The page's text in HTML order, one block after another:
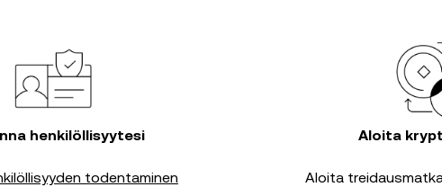
henkilöllisyytesi
todentaminen
Aloita
Aloita